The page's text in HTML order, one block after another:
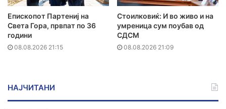
Епископот Партениј на
Света Гора, првпат по 36
години
08.08.2026 21:15
Стоилковиќ: И во живо и на
умреница сум поубав од
СДСМ
08.08.2026 21:09
НАЈЧИТАНИ